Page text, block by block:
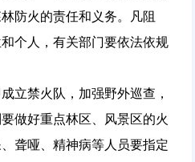
防火的责任和义务。凡阻
个人，有关部门要依法依规
立禁火队，加强野外巡查，
做好重点林区、风景区的火
聋哑、精神病等人员要指定